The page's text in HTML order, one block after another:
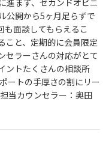
進まず、セカンドオピニ
公開から5ヶ月足らずで
も面談してもらえるこ
こと、定期的に会員限定
セラーさんの対応がとて
ントたくさんの相談所
ートの手厚さの割にリー
当カウンセラー：奥田